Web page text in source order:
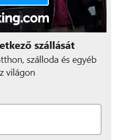
az átjárható (Walk-
Cab kivitelek 2026
míg a további Cargo
2027 januárjától
kialakított WAV
modellek 2027
a 22 kW-os töltési
változatok bevezetése